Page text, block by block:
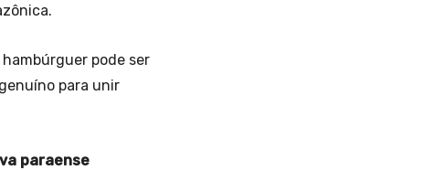
pode ser
para unir
paraense